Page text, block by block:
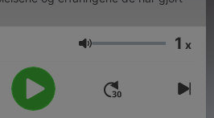
Volum 1 x